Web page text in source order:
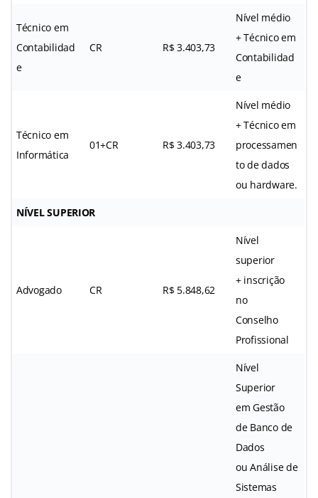
Técnico em
Contabilidad
e
CR R$ 3.403,73
Nível médio
+ Técnico em
Contabilidad
e
Técnico em
Informática
01+CR R$ 3.403,73
Nível médio
+ Técnico em
processamen
to de dados
ou hardware.
NÍVEL SUPERIOR
Advogado CR R$ 5.848,62
Nível
superior
+ inscrição
no
Conselho
Profissional
Nível
Superior
em Gestão
de Banco de
Dados
ou Análise de
Sistemas